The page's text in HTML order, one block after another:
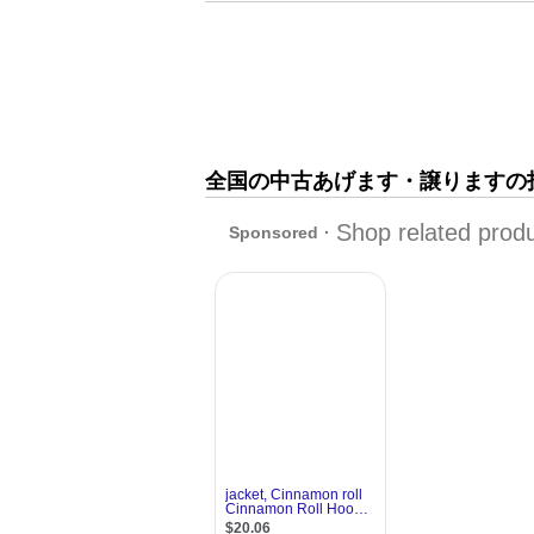
全国の中古あげます・譲りますの